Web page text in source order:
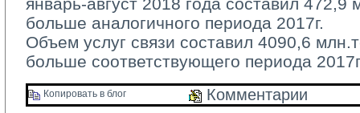
больше аналогичного периода 2017г.
Объем услуг связи составил 4090,6
больше соответствующего периода
Копировать в блог Комментарии